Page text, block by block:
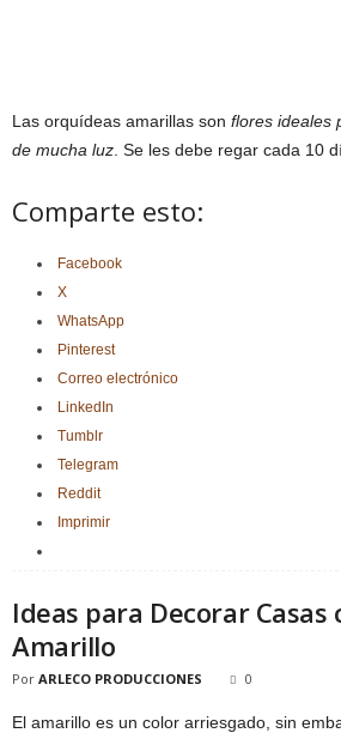
Las orquídeas amarillas son flores ideales
de mucha luz . Se les debe regar cada 10
Comparte esto:
Facebook
X
WhatsApp
Pinterest
Correo electrónico
LinkedIn
Tumblr
Telegram
Reddit
Imprimir
Ideas para Decorar Casas
Amarillo
Por ARLECO PRODUCCIONES 0
El amarillo es un color arriesgado, sin